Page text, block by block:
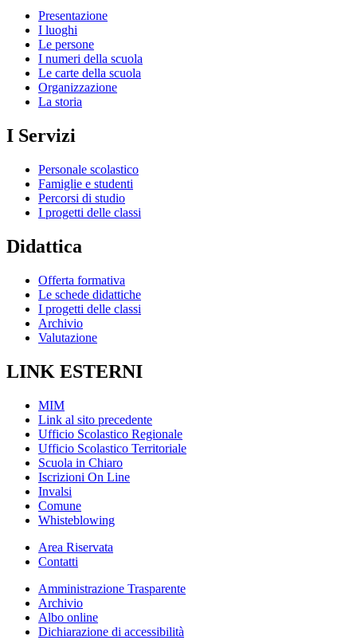
Presentazione
I luoghi
Le persone
I numeri della scuola
Le carte della scuola
Organizzazione
La storia
I Servizi
Personale scolastico
Famiglie e studenti
Percorsi di studio
I progetti delle classi
Didattica
Offerta formativa
Le schede didattiche
I progetti delle classi
Archivio
Valutazione
LINK ESTERNI
MIM
Link al sito precedente
Ufficio Scolastico Regionale
Ufficio Scolastico Territoriale
Scuola in Chiaro
Iscrizioni On Line
Invalsi
Comune
Whisteblowing
Area Riservata
Contatti
Amministrazione Trasparente
Archivio
Albo online
Dichiarazione di accessibilità